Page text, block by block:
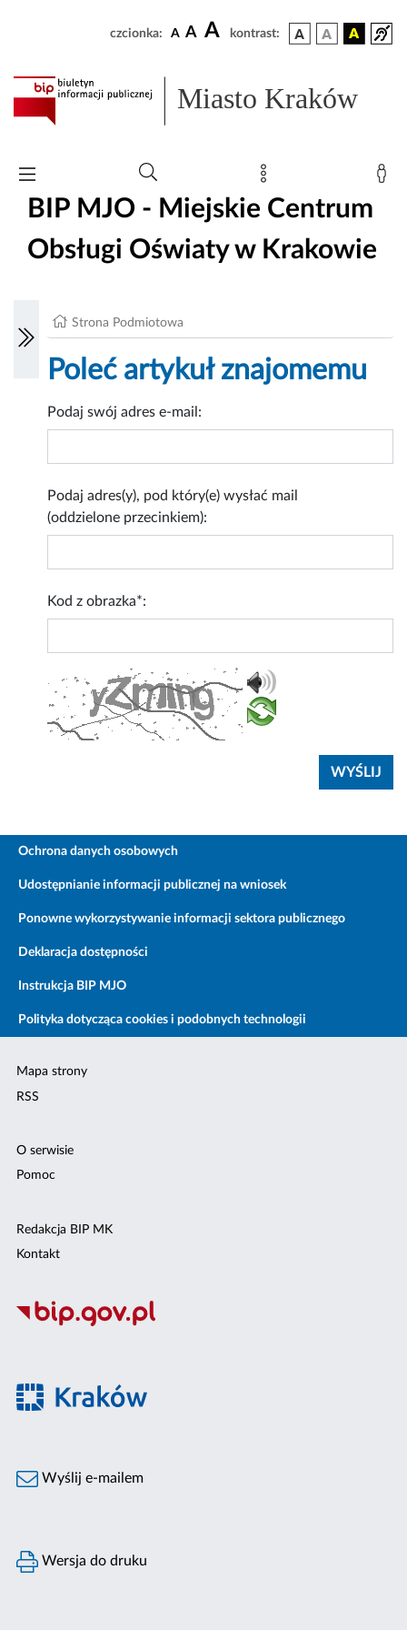
czcionka: A A A kontrast:
Miasto Kraków
BIP MJO - Miejskie Centrum
Obsługi Oświaty w Krakowie
Strona Podmiotowa
Poleć artykuł znajomemu
Podaj swój adres e-mail:
Podaj adres(y), pod który(e) wysłać mail
(oddzielone przecinkiem):
Kod z obrazka*:
Ochrona danych osobowych
Udostępnianie informacji publicznej na wniosek
Ponowne wykorzystywanie informacji sektora publicznego
Deklaracja dostępności
Instrukcja BIP MJO
Polityka dotycząca cookies i podobnych technologii
Mapa strony
RSS
O serwisie
Pomoc
Redakcja BIP MK
Kontakt
Wyślij e-mailem
Wersja do druku